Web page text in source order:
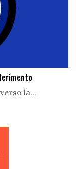
la...